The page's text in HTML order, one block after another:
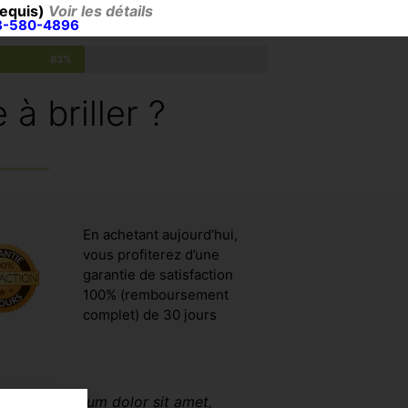
Voir les détails
580-4896
83%
à briller ?
En achetant aujourd’hui,
vous profiterez d’une
garantie de satisfaction
100% (remboursement
complet) de 30 jours
Lorem ipsum dolor sit amet,